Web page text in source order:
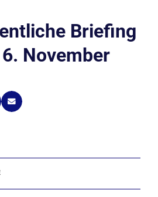
Briefing
November